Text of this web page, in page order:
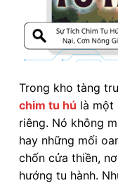
Trong kho tàng
chim tu hú là một
riêng. Nó không
hay những mối
chốn cửa thiền,
hướng tu hành.